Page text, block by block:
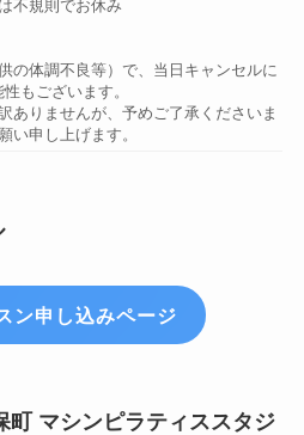
不規則でお休み
の体調不良等）で、当日キャンセルに
もございます。
ありませんが、予めご了承くださいま
い申し上げます。
ン申し込みページ
町 マシンピラティススタジ